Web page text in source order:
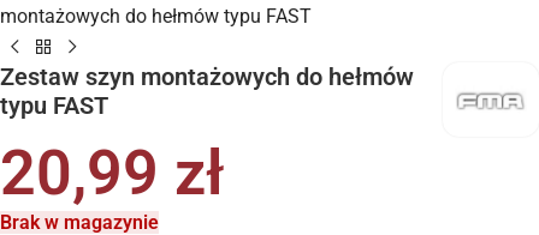
montażowych do hełmów typu FAST
Zestaw szyn montażowych do hełmów
typu FAST
20,99 zł
Brak w magazynie